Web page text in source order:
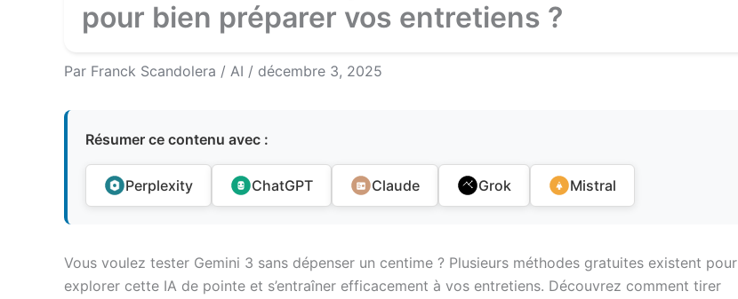
pour bien préparer vos entretiens ?
Par Franck Scandolera / AI / décembre 3, 2025
Résumer ce contenu avec :
Perplexity ChatGPT Claude Grok Mistral
Vous voulez tester Gemini 3 sans dépenser un centime ? Plusieurs méthodes gratuites existent pour
explorer cette IA de pointe et s’entraîner efficacement à vos entretiens. Découvrez comment tirer